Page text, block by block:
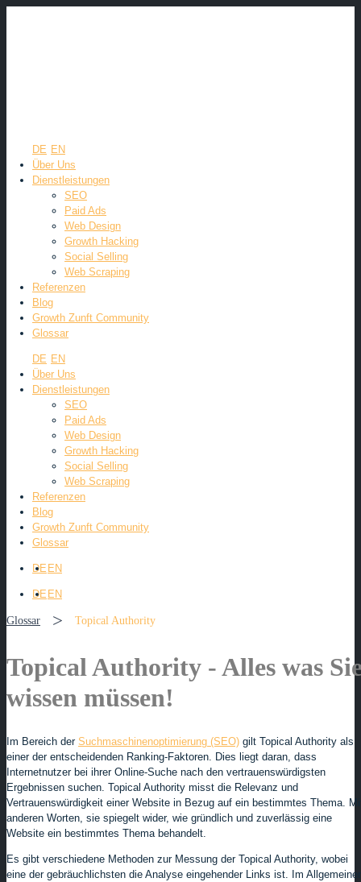
DE EN
Über Uns
Dienstleistungen
SEO
Paid Ads
Web Design
Growth Hacking
Social Selling
Web Scraping
Referenzen
Blog
Growth Zunft Community
Glossar
DE EN
Über Uns
Dienstleistungen
SEO
Paid Ads
Web Design
Growth Hacking
Social Selling
Web Scraping
Referenzen
Blog
Growth Zunft Community
Glossar
DE EN
DE EN
Glossar > Topical Authority
Topical Authority - Alles was
wissen müssen!
Im Bereich der Suchmaschinenoptimierung (SEO) gilt Topical Authority als
einer der entscheidenden Ranking-Faktoren. Dies liegt daran, dass
Internetnutzer bei ihrer Online-Suche nach den vertrauenswürdigsten
Ergebnissen suchen. Topical Authority misst die Relevanz und
Vertrauenswürdigkeit einer Website in Bezug auf ein bestimmtes Thema.
anderen Worten, sie spiegelt wider, wie gründlich und zuverlässig eine
Website ein bestimmtes Thema behandelt.
Es gibt verschiedene Methoden zur Messung der Topical Authority, wobei
eine der gebräuchlichsten die Analyse eingehender Links ist. Im